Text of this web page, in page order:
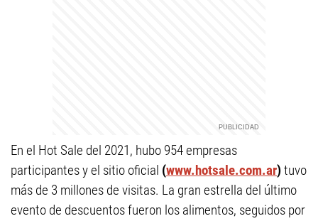
En el Hot Sale del 2021, hubo 954 empresas
participantes y el sitio oficial (www.hotsale.com.ar)tuvo
más de 3 millones de visitas. La gran estrella del último
evento de descuentos fueron los alimentos, seguidos por